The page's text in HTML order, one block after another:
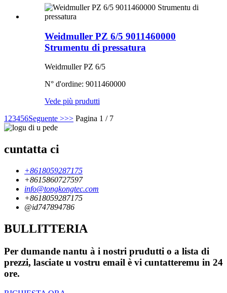
Weidmuller PZ 6/5 9011460000
Strumentu di pressatura
Weidmuller PZ 6/5
N° d'ordine: 9011460000
Vede più prudutti
1 23456Seguente >>> Pagina 1 / 7
cuntatta ci
+8618059287175
+8615860727597
info@tongkongtec.com
+8618059287175
@id747894786
BULLITTERIA
Per dumande nantu à i nostri prudutti o a lista di
prezzi, lasciate u vostru email è vi cuntatteremu in 24
ore.